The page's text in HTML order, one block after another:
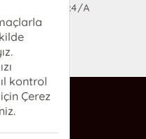
Girişi No:4/A
49 71
kontrol
Çerez